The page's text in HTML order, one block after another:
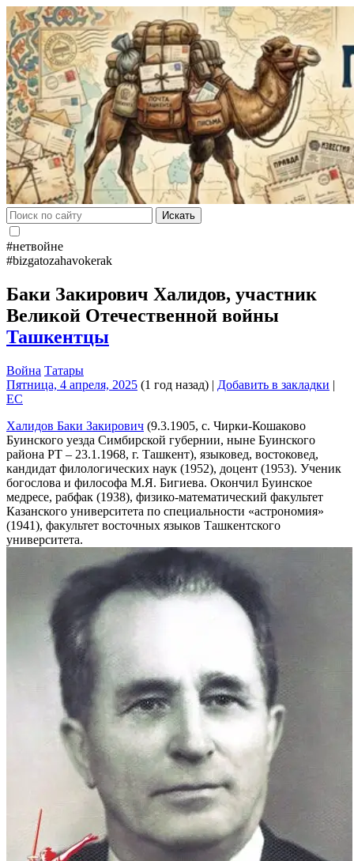
Искать
#нетвойне
#bizgatozahavokerak
Баки Закирович Халидов, участник
Великой Отечественной войны
Ташкентцы
Война Татары
Пятница, 4 апреля, 2025 (1 год назад) | Добавить в закладки |
EC
Халидов Баки Закирович (9.3.1905, с. Чирки-Кошаково
Буинского уезда Симбирской губернии, ныне Буинского
района РТ – 23.1.1968, г. Ташкент), языковед, востоковед,
кандидат филологических наук (1952), доцент (1953). Ученик
богослова и философа М.Я. Бигиева. Окончил Буинское
медресе, рабфак (1938), физико-математический факультет
Казанского университета по специальности «астрономия»
(1941), факультет восточных языков Ташкентского
университета.